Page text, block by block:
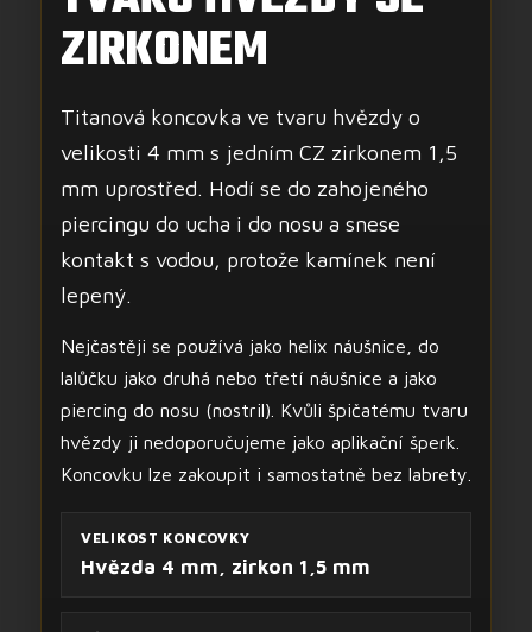
ZIRKONEM
Titanová koncovka ve tvaru hvězdy o
velikosti 4 mm s jedním CZ zirkonem 1,5
mm uprostřed. Hodí se do zahojeného
piercingu do ucha i do nosu a snese
kontakt s vodou, protože kamínek není
lepený.
Nejčastěji se používá jako helix náušnice, do
lalůčku jako druhá nebo třetí náušnice a jako
piercing do nosu (nostril). Kvůli špičatému tvaru
hvězdy ji nedoporučujeme jako aplikační šperk.
Koncovku lze zakoupit i samostatně bez labrety.
VELIKOST KONCOVKY
Hvězda 4 mm, zirkon 1,5 mm